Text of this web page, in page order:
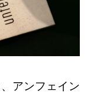
アンフェイン